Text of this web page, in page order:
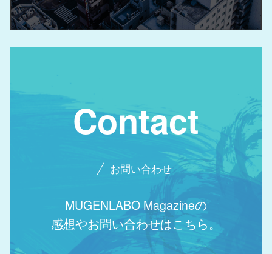
Contact
お問い合わせ
MUGENLABO Magazineの
感想やお問い合わせはこちら。